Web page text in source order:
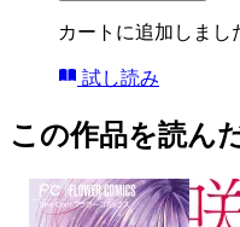
カートに追加しまし
試し読み
この作品を読ん